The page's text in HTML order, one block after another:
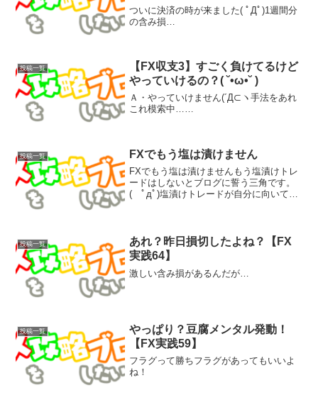
ついに決済の時が来ました( ﾟДﾟ)1週間分
の含み損…
投稿一覧
【FX収支3】すごく負けてるけど
やっていけるの？( ˘•ω•˘ )
Ａ・やっていけません(´Д⊂ヽ手法をあれ
これ模索中……
投稿一覧 FXでもう塩は漬けません
FXでもう塩は漬けませんもう塩漬けトレ
ードはしないとブログに誓う三角です。
( ﾟдﾟ)塩漬けトレードが自分に向いてな
ばどこかへ行って...
投稿一覧
あれ？昨日損切したよね？【FX
実践64】
激しい含み損があるんだが…
投稿一覧
やっぱり？豆腐メンタル発動！
【FX実践59】
フラグって勝ちフラグがあってもいいよ
ね！